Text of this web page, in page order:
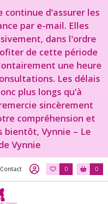
continue d'assurer les
par e-mail. Elles
dans l'ordre
de cette période
une heure
Les délais
plus longs qu'à
sincèrement
compréhension et
bientôt, Vynnie – Le
Vynnie
Contact 0 0